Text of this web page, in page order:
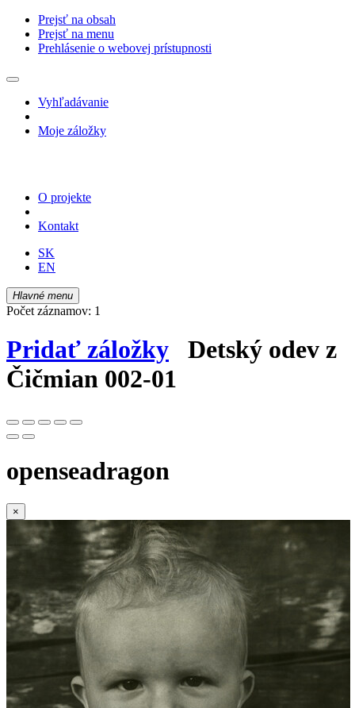
Prejsť na obsah
Prejsť na menu
Prehlásenie o webovej prístupnosti
Vyhľadávanie
Moje záložky
O projekte
Kontakt
SK
EN
Hlavné menu
Počet záznamov: 1
Pridať záložky Detský odev z
Čičmian 002-01
openseadragon
×